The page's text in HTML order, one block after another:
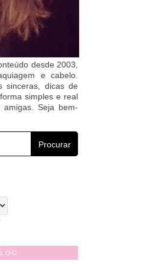
desde 2003,
e cabelo.
sinceras, dicas de
simples e real
Seja bem-
Procurar